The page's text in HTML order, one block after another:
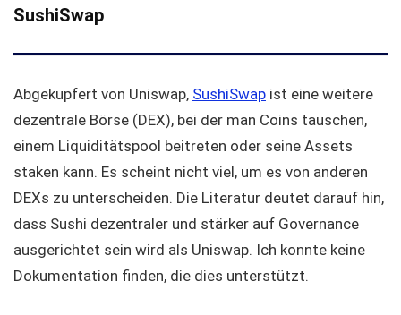
SushiSwap
Abgekupfert von Uniswap, SushiSwap ist eine weitere
dezentrale Börse (DEX), bei der man Coins tauschen,
einem Liquiditätspool beitreten oder seine Assets
staken kann. Es scheint nicht viel, um es von anderen
DEXs zu unterscheiden. Die Literatur deutet darauf hin,
dass Sushi dezentraler und stärker auf Governance
ausgerichtet sein wird als Uniswap. Ich konnte keine
Dokumentation finden, die dies unterstützt.